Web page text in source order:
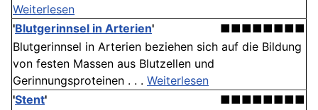
Weiterlesen
'Blutgerinnsel in Arterien'
■■■■■■■■
Blutgerinnsel in Arterien beziehen sich auf die Bildung
von festen Massen aus Blutzellen und
Gerinnungsproteinen . . . Weiterlesen
'Stent'
■■■■■■■■